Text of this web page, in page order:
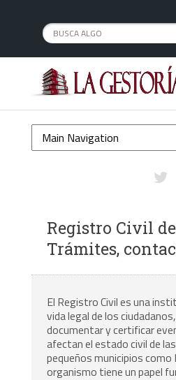
Registro Civil
Trámites,
El Registro Civil es una
vida legal de los
documentar y certificar
afectan el estado civil de
pequeños municipios
organismo tiene un papel